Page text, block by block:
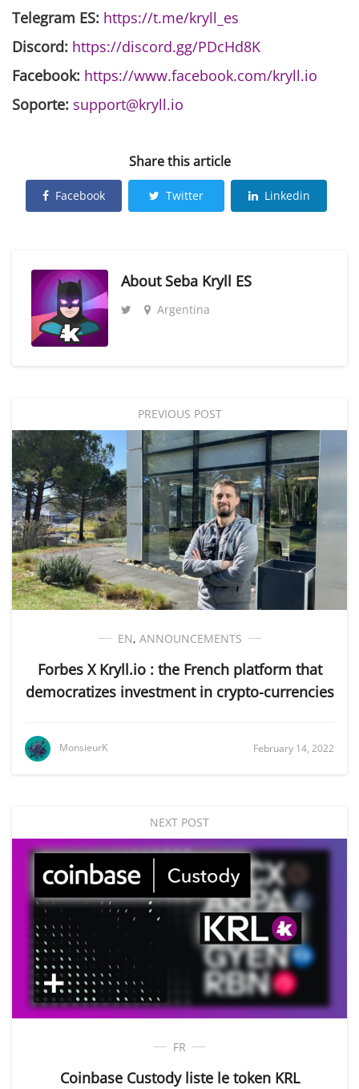
Telegram ES: https://t.me/kryll_es
Discord: https://discord.gg/PDcHd8K
Facebook: https://www.facebook.com/kryll.io
Soporte: support@kryll.io
Share this article
Facebook Twitter Linkedin
About Seba Kryll ES
Argentina
PREVIOUS POST
EN, ANNOUNCEMENTS
Forbes X Kryll.io : the French platform that
democratizes investment in crypto-currencies
MonsieurK February 14, 2022
NEXT POST
FR
Coinbase Custody liste le token KRL